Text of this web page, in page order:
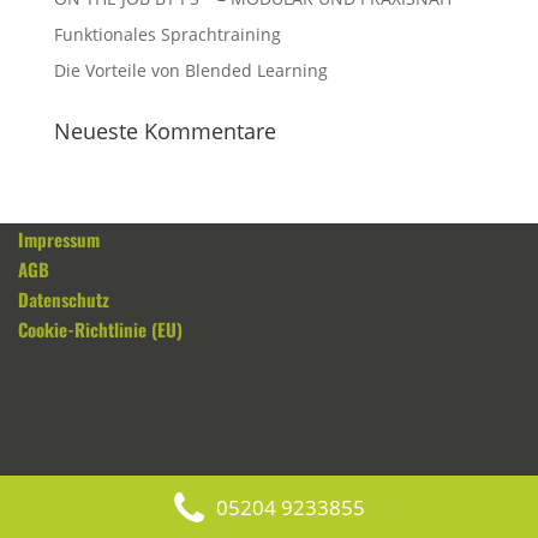
Funktionales Sprachtraining
Die Vorteile von Blended Learning
Neueste Kommentare
Impressum
AGB
Datenschutz
Cookie-Richtlinie (EU)
05204 9233855